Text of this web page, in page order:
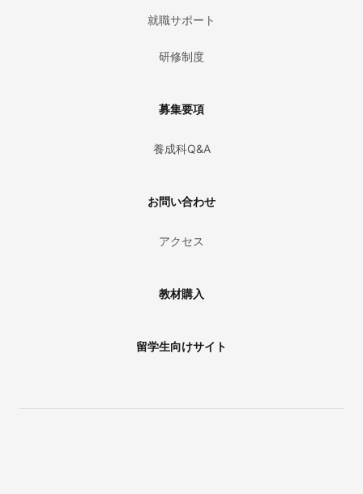
就職サポート
研修制度
募集要項
養成科Q&A
お問い合わせ
アクセス
教材購入
留学生向けサイト